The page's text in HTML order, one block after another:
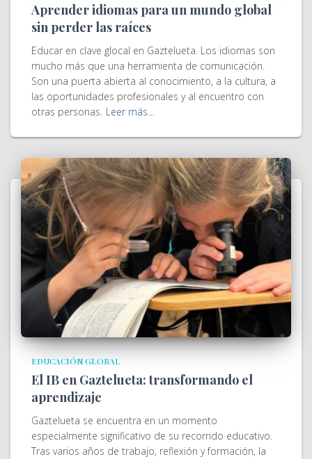
Aprender idiomas para un mundo global
sin perder las raíces
Educar en clave glocal en Gaztelueta. Los idiomas son
mucho más que una herramienta de comunicación.
Son una puerta abierta al conocimiento, a la cultura, a
las oportunidades profesionales y al encuentro con
otras personas. Leer más…
EDUCACIÓN GLOBAL
El IB en Gaztelueta: transformando el
aprendizaje
Gaztelueta se encuentra en un momento
especialmente significativo de su recorrido educativo.
Tras varios años de trabajo, reflexión y formación, la